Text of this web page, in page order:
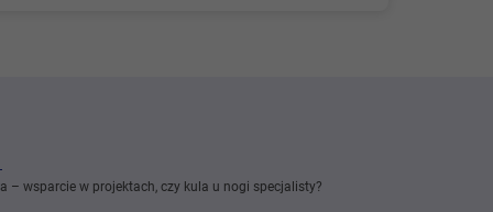
– wsparcie w projektach, czy kula u nogi specjalisty?